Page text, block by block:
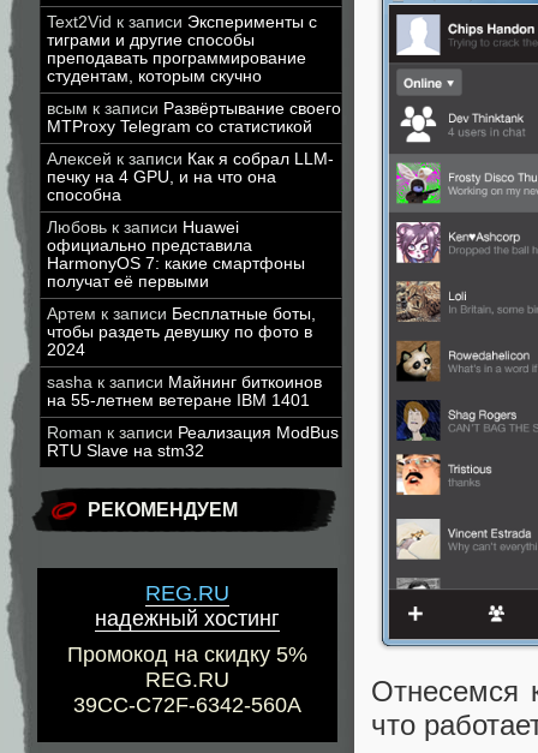
Text2Vid к записи Эксперименты с
тиграми и другие способы
преподавать программирование
студентам, которым скучно
всым к записи Развёртывание своего
MTProxy Telegram со статистикой
Алексей к записи Как я собрал LLM-
печку на 4 GPU, и на что она
способна
Любовь к записи Huawei
официально представила
HarmonyOS 7: какие смартфоны
получат её первыми
Артем к записи Бесплатные боты,
чтобы раздеть девушку по фото в
2024
sasha к записи Майнинг биткоинов
на 55-летнем ветеране IBM 1401
Roman к записи Реализация ModBus
RTU Slave на stm32
РЕКОМЕНДУЕМ
REG.RU
надежный хостинг
Промокод на скидку 5%
REG.RU
39CC-C72F-6342-560A
Отнесемся
что